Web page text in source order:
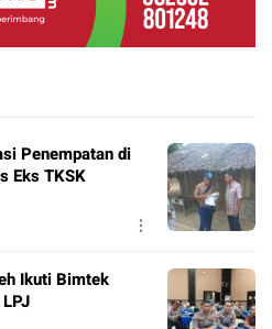
Penempatan di
Eks TKSK
Ikuti Bimtek